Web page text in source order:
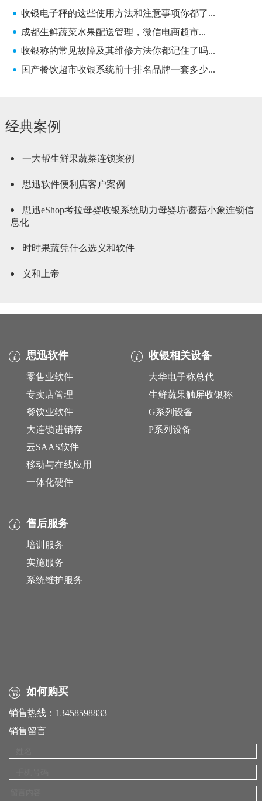
收银电子秤的这些使用方法和注意事项你都了...
成都生鲜蔬菜水果配送管理，微信电商超市...
收银称的常见故障及其维修方法你都记住了吗...
国产餐饮超市收银系统前十排名品牌一套多少...
经典案例
一大帮生鲜果蔬菜连锁案例
思迅软件便利店客户案例
思迅eShop考拉母婴收银系统助力母婴坊\蘑菇小象连锁信
息化
时时果蔬凭什么选义和软件
义和上帝
思迅软件
零售业软件
专卖店管理
餐饮业软件
大连锁进销存
云SAAS软件
移动与在线应用
一体化硬件
收银相关设备
大华电子称总代
生鲜蔬果触屏收银称
G系列设备
P系列设备
售后服务
培训服务
实施服务
系统维护服务
如何购买
销售热线：13458598833
销售留言